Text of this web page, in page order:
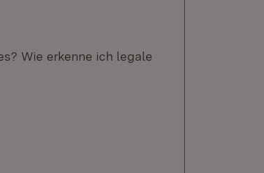
Wie erkenne ich legale